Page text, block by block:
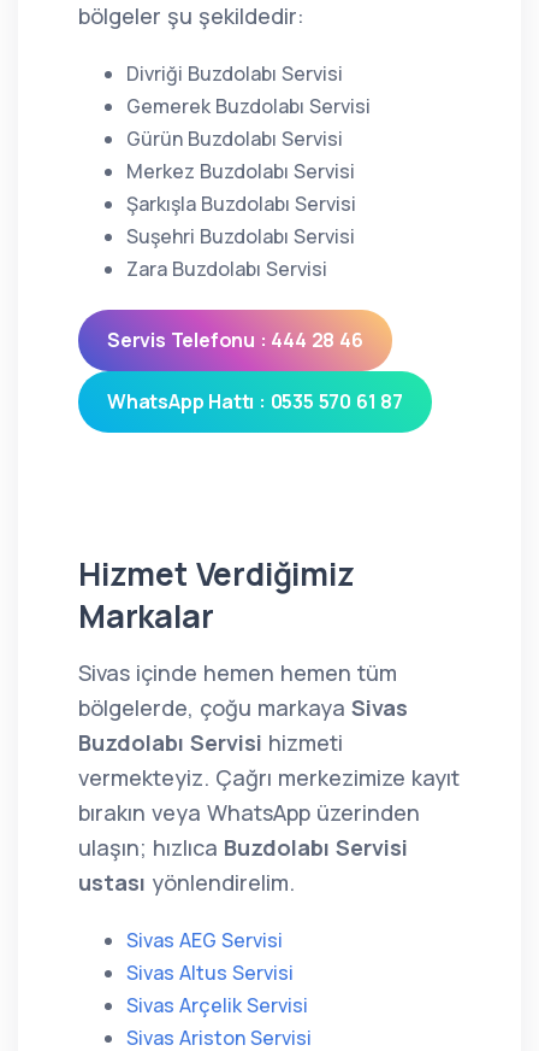
bölgeler şu şekildedir:
Divriği Buzdolabı Servisi
Gemerek Buzdolabı Servisi
Gürün Buzdolabı Servisi
Merkez Buzdolabı Servisi
Şarkışla Buzdolabı Servisi
Suşehri Buzdolabı Servisi
Zara Buzdolabı Servisi
Servis Telefonu : 444 28 46
WhatsApp Hattı : 0535 570 61 87
Hizmet Verdiğimiz
Markalar
Sivas içinde hemen hemen tüm
bölgelerde, çoğu markaya Sivas
Buzdolabı Servisi hizmeti
vermekteyiz. Çağrı merkezimize kayıt
bırakın veya WhatsApp üzerinden
ulaşın; hızlıca Buzdolabı Servisi
ustası yönlendirelim.
Sivas AEG Servisi
Sivas Altus Servisi
Sivas Arçelik Servisi
Sivas Ariston Servisi